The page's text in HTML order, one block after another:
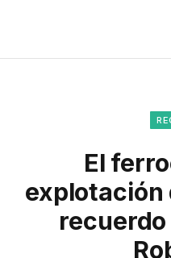
El
explotación